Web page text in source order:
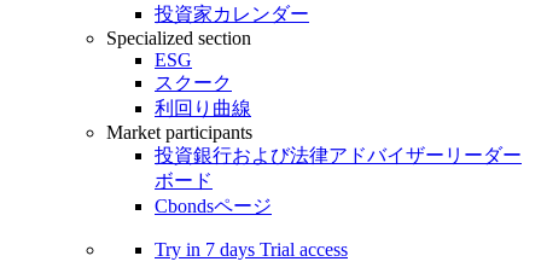
投資家カレンダー
Specialized section
ESG
スクーク
利回り曲線
Market participants
投資銀行および法律アドバイザーリーダー
ボード
Cbondsページ
Try in 7 days Trial access